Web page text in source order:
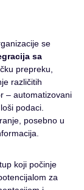
se
sa
prepreku,
različitih
– automatizovani
podaci.
posebno u
koji počinje
za